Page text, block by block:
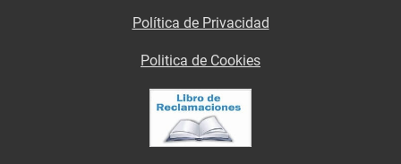
Política de Privacidad
Politica de Cookies